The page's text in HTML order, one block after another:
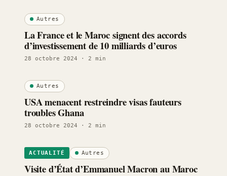
Autres
La France et le Maroc signent des accords
d’investissement de 10 milliards d’euros
28 octobre 2024 · 2 min
Autres
USA menacent restreindre visas fauteurs
troubles Ghana
28 octobre 2024 · 2 min
ACTUALITÉ Autres
Visite d’État d’Emmanuel Macron au Maroc